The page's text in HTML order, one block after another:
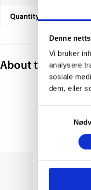
Denne
Vi bruker
analysere
sosiale
dem, eller
Quantity
About the